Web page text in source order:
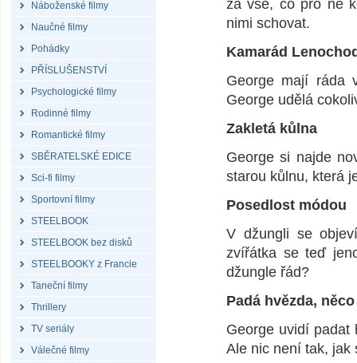
Náboženské filmy
Naučné filmy
Pohádky
PŘÍSLUŠENSTVÍ
Psychologické filmy
Rodinné filmy
Romantické filmy
SBĚRATELSKÉ EDICE
Sci-fi filmy
Sportovní filmy
STEELBOOK
STEELBOOK bez disků
STEELBOOKY z Francie
Taneční filmy
Thrillery
TV seriály
Válečné filmy
za vše, co pro ně
nimi schovat.
Kamarád
George mají ráda
George udělá
Zakletá kůlna
George si najde
starou kůlnu, která
Posedlost módou
V džungli se
zvířátka se teď
džungle řád?
Padá hvězda,
George uvidí
Ale nic není tak, jak